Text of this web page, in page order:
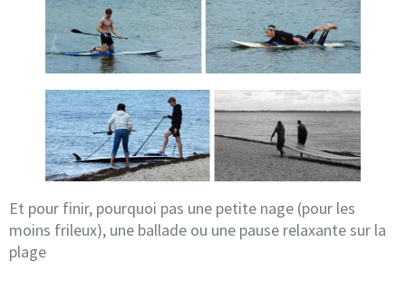
Et pour finir, pourquoi pas une petite nage (pour les
moins frileux), une ballade ou une pause relaxante sur la
plage